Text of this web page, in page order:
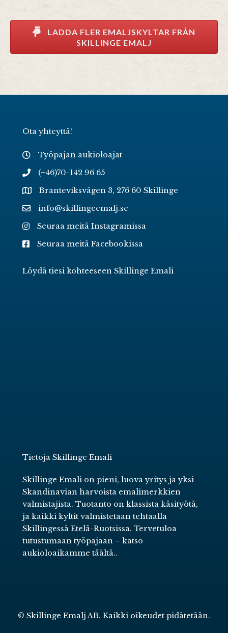
LADDA FLER EMALJSKYLTAR FRÅN
SKILLINGE EMALJ
Ota yhteyttä!
Työpajan aukioloajat
(+46)70-142 96 65
Branteviksvägen 3, 276 60 Skillinge
info@skillingeemalj.se
Seuraa meitä Instagramissa
Seuraa meitä Facebookissa
Löydä tiesi kohteeseen Skillinge Emali
Tietoja Skillinge Emali
Skillinge Emali on pieni, luova yritys ja yksi
Skandinavian harvoista emalimerkkien
valmistajista. Tuotanto on klassista käsityötä,
ja kaikki kyltit valmistetaan tehtaalla
Skillingessä Etelä-Ruotsissa. Tervetuloa
tutustumaan työpajaan – katso
aukioloaikamme täältä..
© Skillinge Emalj AB. Kaikki oikeudet pidätetään.